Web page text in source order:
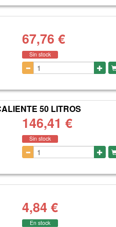
67,76 €
Sin stock
50 LITROS
146,41 €
Sin stock
4,84 €
En stock